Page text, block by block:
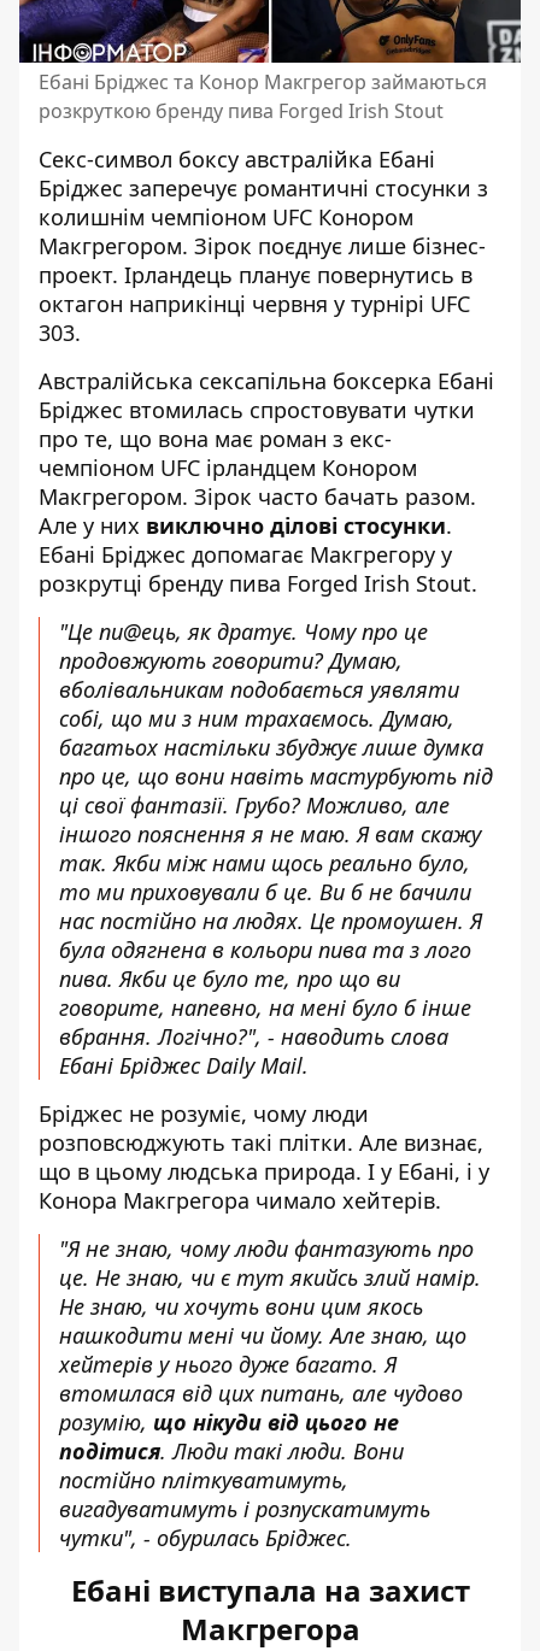
Ебані Бріджес та Конор Макгрегор займаються
розкруткою бренду пива Forged Irish Stout
Секс-символ боксу австралійка Ебані
Бріджес заперечує романтичні стосунки з
колишнім чемпіоном UFC Конором
Макгрегором. Зірок поєднує лише бізнес-
проект. Ірландець планує повернутись в
октагон наприкінці червня у турнірі UFC
303.
Австралійська сексапільна боксерка Ебані
Бріджес втомилась спростовувати чутки
про те, що вона має роман з екс-
чемпіоном UFC ірландцем Конором
Макгрегором. Зірок часто бачать разом.
Але у них виключно ділові стосунки.
Ебані Бріджес допомагає Макгрегору у
розкрутці бренду пива Forged Irish Stout.
"Це пи@ець, як дратує. Чому про це
продовжують говорити? Думаю,
вболівальникам подобається уявляти
собі, що ми з ним трахаємось. Думаю,
багатьох настільки збуджує лише думка
про це, що вони навіть мастурбують під
ці свої фантазії. Грубо? Можливо, але
іншого пояснення я не маю. Я вам скажу
так. Якби між нами щось реально було,
то ми приховували б це. Ви б не бачили
нас постійно на людях. Це промоушен. Я
була одягнена в кольори пива та з лого
пива. Якби це було те, про що ви
говорите, напевно, на мені було б інше
вбрання. Логічно?", - наводить слова
Ебані БріджесDaily Mail.
Бріджес не розуміє, чому люди
розповсюджують такі плітки. Але визнає,
що в цьому людська природа. І у Ебані, і у
Конора Макгрегора чимало хейтерів.
"Я не знаю, чому люди фантазують про
це. Не знаю, чи є тут якийсь злий намір.
Не знаю, чи хочуть вони цим якось
нашкодити мені чи йому. Але знаю, що
хейтерів у нього дуже багато. Я
втомилася від цих питань, але чудово
розумію, що нікуди від цього не
подітися. Люди такі люди. Вони
постійно пліткуватимуть,
вигадуватимуть і розпускатимуть
чутки", - обурилась Бріджес.
Ебані виступала на захист
Макгрегора